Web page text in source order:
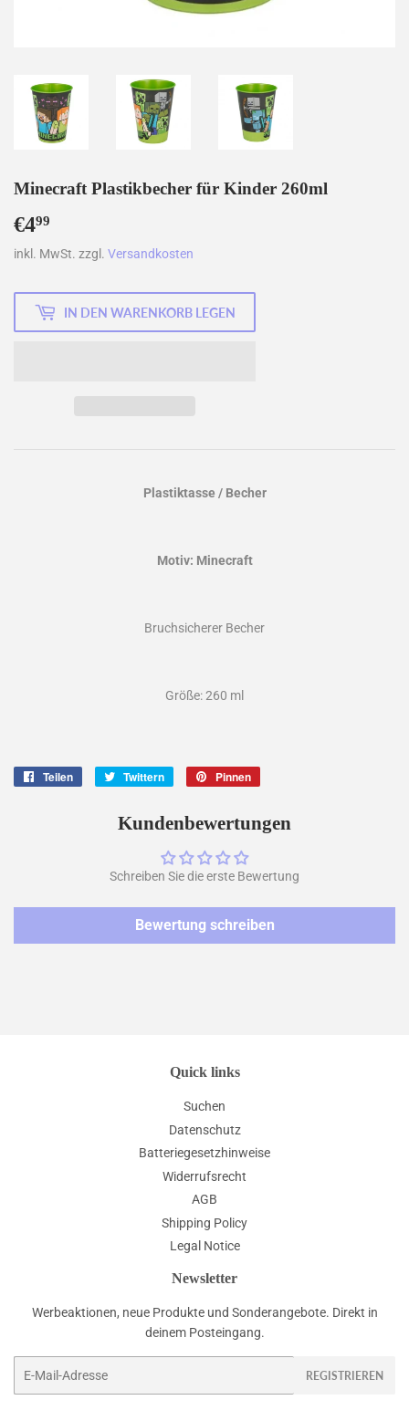
Minecraft Plastikbecher für Kinder 260ml
€499
inkl. MwSt. zzgl. Versandkosten
IN DEN WARENKORB LEGEN
Plastiktasse / Becher
Motiv: Minecraft
Bruchsicherer Becher
Größe: 260 ml
Teilen Twittern
twittern
Pinnen
pinnen
Kundenbewertungen
Schreiben Sie die erste Bewertung
Bewertung schreiben
Quick links
Suchen
Datenschutz
Batteriegesetzhinweise
Widerrufsrecht
AGB
Shipping Policy
Legal Notice
Newsletter
Werbeaktionen, neue Produkte und Sonderangebote. Direkt in
deinem Posteingang.
REGISTRIEREN